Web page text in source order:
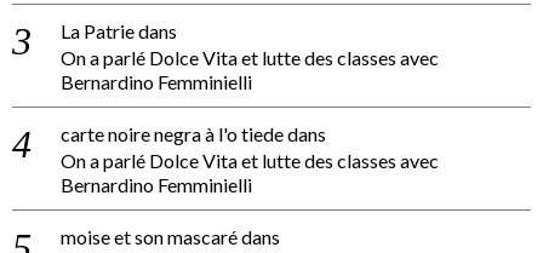
La Patriedans
On a parlé Dolce Vita et lutte des classes avec
Bernardino Femminielli
carte noire negra à l'o tiededans
On a parlé Dolce Vita et lutte des classes avec
Bernardino Femminielli
moise et son mascarédans